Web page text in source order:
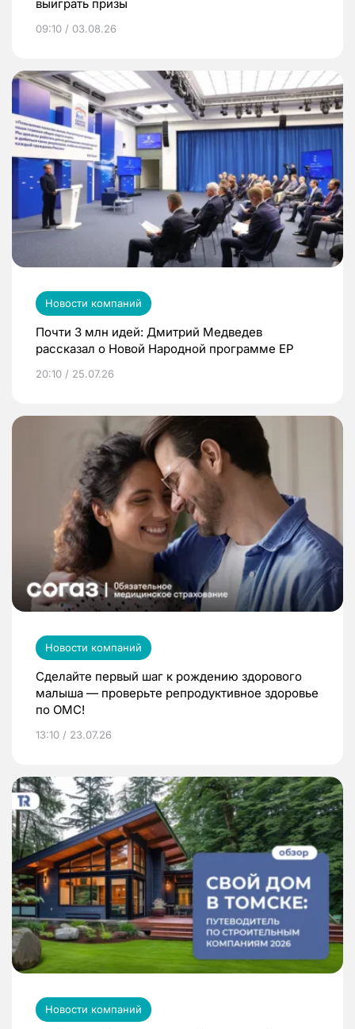
выиграть призы
09:10 / 03.08.26
Новости компаний
Почти 3 млн идей: Дмитрий Медведев
рассказал о Новой Народной программе ЕР
20:10 / 25.07.26
Новости компаний
Сделайте первый шаг к рождению здорового
малыша — проверьте репродуктивное здоровье
по ОМС!
13:10 / 23.07.26
Новости компаний